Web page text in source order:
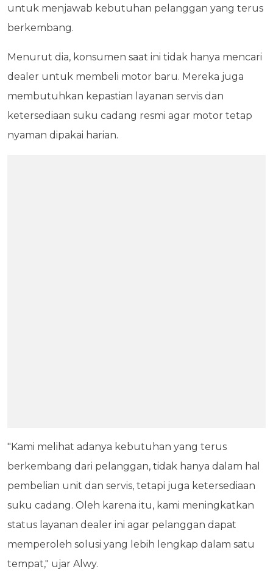
untuk menjawab kebutuhan pelanggan yang terus
berkembang.
Menurut dia, konsumen saat ini tidak hanya mencari
dealer untuk membeli motor baru. Mereka juga
membutuhkan kepastian layanan servis dan
ketersediaan suku cadang resmi agar motor tetap
nyaman dipakai harian.
"Kami melihat adanya kebutuhan yang terus
berkembang dari pelanggan, tidak hanya dalam hal
pembelian unit dan servis, tetapi juga ketersediaan
suku cadang. Oleh karena itu, kami meningkatkan
status layanan dealer ini agar pelanggan dapat
memperoleh solusi yang lebih lengkap dalam satu
tempat," ujar Alwy.